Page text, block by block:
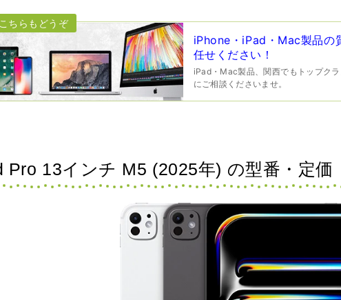
iPhone・iPad・Mac製品の
任せください！
iPad・Mac製品、関西でもトップク
にご相談くださいませ。
Pro 13インチ M5 (2025年) の型番・定価